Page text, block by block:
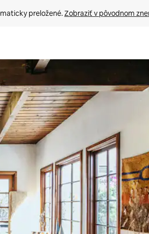
preložené. Zobraziť v pôvodnom
nahor a nadol alebo ich